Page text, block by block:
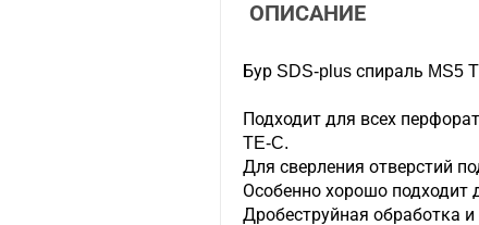
ОПИСАНИЕ
Бур SDS-plus спираль MS5
Подходит для всех
TE-C.
Для сверления отверстий
Особенно хорошо подходит
Дробеструйная обработка